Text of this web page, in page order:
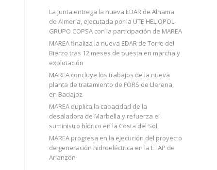
La Junta entrega la nueva EDAR de Alhama
de Almería, ejecutada por la UTE HELIOPOL-
GRUPO COPSA con la participación de MAREA
MAREA finaliza la nueva EDAR de Torre del
Bierzo tras 12 meses de puesta en marcha y
explotación
MAREA concluye los trabajos de la nueva
planta de tratamiento de FORS de Llerena,
en Badajoz
MAREA duplica la capacidad de la
desaladora de Marbella y refuerza el
suministro hídrico en la Costa del Sol
MAREA progresa en la ejecución del proyecto
de generación hidroeléctrica en la ETAP de
Arlanzón